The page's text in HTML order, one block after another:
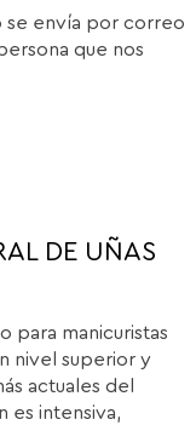
se envía por correo
que nos
DE UÑAS
para manicuristas
nivel superior y
actuales del
es intensiva,